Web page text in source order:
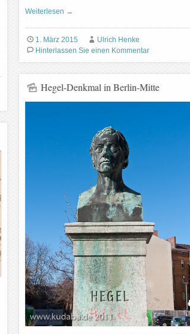
Weiterlesen →
1. März 2015
Ulrich Henke
Hinterlassen Sie einen Kommentar
Hegel-Denkmal in Berlin-Mitte